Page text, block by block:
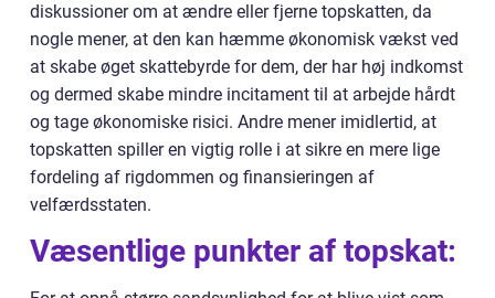
diskussioner om at ændre eller fjerne topskatten, da
nogle mener, at den kan hæmme økonomisk vækst ved
at skabe øget skattebyrde for dem, der har høj indkomst
og dermed skabe mindre incitament til at arbejde hårdt
og tage økonomiske risici. Andre mener imidlertid, at
topskatten spiller en vigtig rolle i at sikre en mere lige
fordeling af rigdommen og finansieringen af
velfærdsstaten.
Væsentlige punkter af topskat: